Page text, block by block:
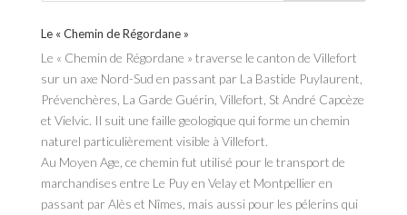
Le « Chemin de Régordane »
Le « Chemin de Régordane » traverse le canton de Villefort
sur un axe Nord-Sud en passant par La Bastide Puylaurent,
Prévenchères, La Garde Guérin, Villefort, St André Capcèze
et Vielvic. Il suit une faille geologique qui forme un chemin
naturel particulièrement visible à Villefort.
Au Moyen Age, ce chemin fut utilisé pour le transport de
marchandises entre Le Puy en Velay et Montpellier en
passant par Alès et Nîmes, mais aussi pour les pélerins qui